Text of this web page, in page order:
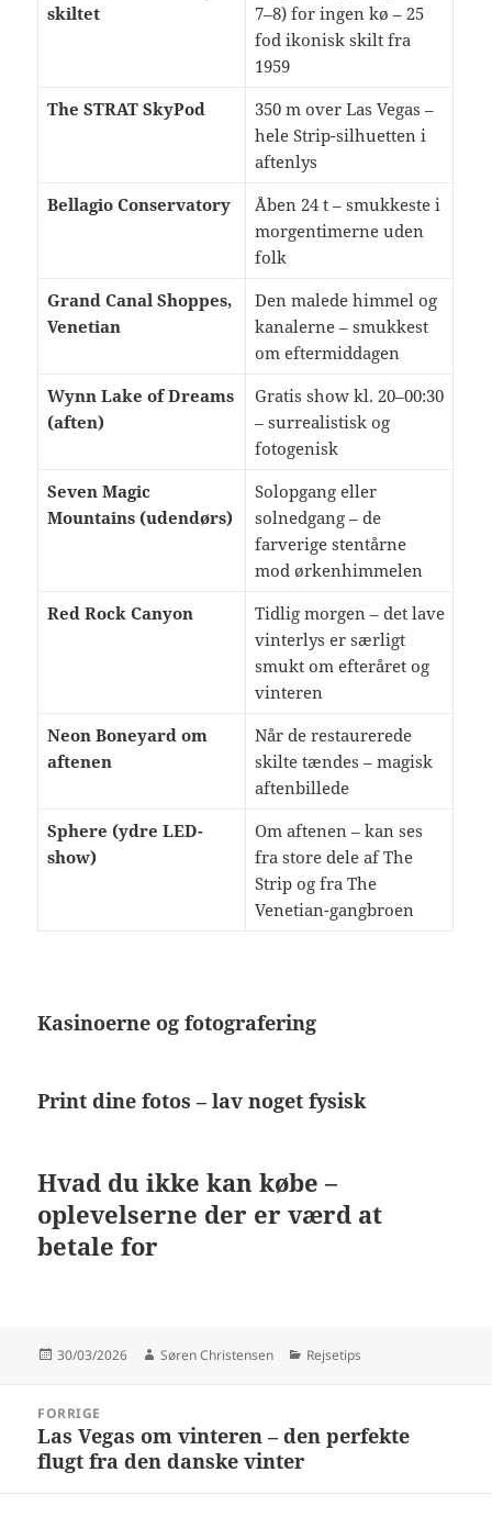
skiltet
7–8) for ingen kø – 25
fod ikonisk skilt fra
1959
The STRAT SkyPod
350 m over Las Vegas –
hele Strip-silhuetten i
aftenlys
Bellagio Conservatory
Åben 24 t – smukkeste i
morgentimerne uden
folk
Grand Canal Shoppes,
Venetian
Den malede himmel og
kanalerne – smukkest
om eftermiddagen
Wynn Lake of Dreams
(aften)
Gratis show kl. 20–00:30
– surrealistisk og
fotogenisk
Seven Magic
Mountains (udendørs)
Solopgang eller
solnedgang – de
farverige stentårne
mod ørkenhimmelen
Red Rock Canyon
Tidlig morgen – det lave
vinterlys er særligt
smukt om efteråret og
vinteren
Neon Boneyard om
aftenen
Når de restaurerede
skilte tændes – magisk
aftenbillede
Sphere (ydre LED-
show)
Om aftenen – kan ses
fra store dele af The
Strip og fra The
Venetian-gangbroen
Kasinoerne og fotografering
Print dine fotos – lav noget fysisk
Hvad du ikke kan købe –
oplevelserne der er værd at
betale for
Udgivet
30/03/2026 Forfatter
Søren Christensen Kategorier
Rejsetips
FORRIGE
Forrige
indlæg:
Las Vegas om vinteren – den perfekte
flugt fra den danske vinter